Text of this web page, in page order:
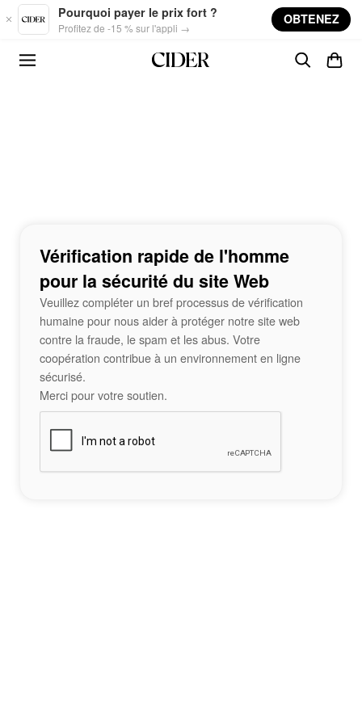
Skip to main content
Pourquoi payer le prix fort ?
Profitez de -15 % sur l'appli →
OBTENEZ
Vérification rapide de l'homme
pour la sécurité du site Web
Veuillez compléter un bref processus de vérification
humaine pour nous aider à protéger notre site web
contre la fraude, le spam et les abus. Votre
coopération contribue à un environnement en ligne
sécurisé.
Merci pour votre soutien.